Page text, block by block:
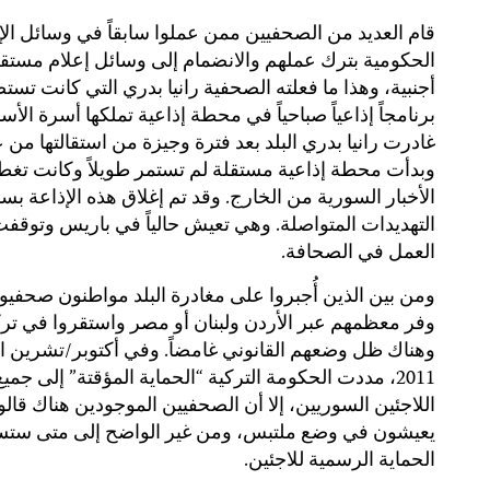
قام العديد من الصحفيين ممن عملوا سابقاً في وسائل
الحكومية بترك عملهم والانضمام إلى وسائل إعلام
أجنبية، وهذا ما فعلته الصحفية رانيا بدري التي كانت
برنامجاً إذاعياً صباحياً في محطة إذاعية تملكها أسرة
غادرت رانيا بدري البلد بعد فترة وجيزة من استقالتها من
وبدأت محطة إذاعية مستقلة لم تستمر طويلاً وكانت
الأخبار السورية من الخارج. وقد تم إغلاق هذه الإذاعة
التهديدات المتواصلة. وهي تعيش حالياً في باريس
العمل في الصحافة.
ومن بين الذين أُجبروا على مغادرة البلد مواطنون
وفر معظمهم عبر الأردن ولبنان أو مصر واستقروا في
وهناك ظل وضعهم القانوني غامضاً. وفي أكتوبر/تشرين
2011، مددت الحكومة التركية “الحماية المؤقتة” إلى
اللاجئين السوريين، إلا أن الصحفيين الموجودين هناك
يعيشون في وضع ملتبس، ومن غير الواضح إلى متى
الحماية الرسمية للاجئين.